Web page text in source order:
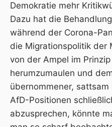
Demokratie mehr
Dazu hat die
während der Corona-
die Migrationspolitik der
von der Ampel im
herumzumaulen und
übernommener,
AfD-Positionen
abzusprechen, könnte